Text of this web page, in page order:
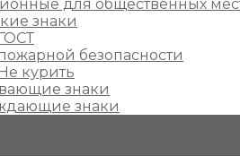
для общественных
знаки
безопасности
курить
знаки
знаки